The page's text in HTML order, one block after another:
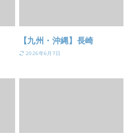
【九州・沖縄】長崎
2026年6月7日